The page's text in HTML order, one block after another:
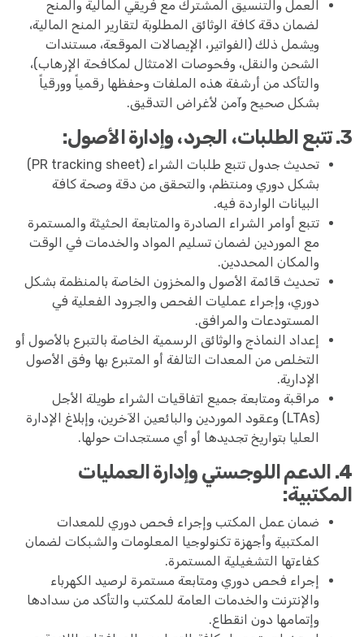
العمل والتنسيق المشترك مع فريقي المالية والمنح
لضمان دقة كافة الوثائق المطلوبة لتقارير المنح المالية،
ويشمل ذلك (الفواتير، الإيصالات الموقعة، مستندات
الشحن والنقل، وفحوصات الامتثال لمكافحة الإرهاب)،
والتأكد من أرشفة هذه الملفات وحفظها رقمياً وورقياً
بشكل صحيح وآمن لأغراض التدقيق.
3. تتبع الطلبات، الجرد، وإدارة الأصول:
تحديث جدول تتبع طلبات الشراء (PR tracking sheet)
بشكل دوري ومنتظم، والتحقق من دقة وصحة كافة
البيانات الواردة فيه.
تتبع أوامر الشراء الصادرة والمتابعة الحثيثة والمستمرة
مع الموردين لضمان تسليم المواد والخدمات في الوقت
والمكان المحددين.
تحديث قائمة الأصول والمخزون الخاصة بالمنظمة بشكل
دوري، وإجراء عمليات الفحص والجرود الفعلية في
المستودعات والمرافق.
إعداد النماذج والوثائق الرسمية الخاصة بالتبرع بالأصول أو
التخلص من المعدات التالفة أو المتبرع بها وفق الأصول
الإدارية.
مراقبة ومتابعة جميع اتفاقيات الشراء طويلة الأجل
(LTAs) وعقود الموردين والبائعين الآخرين، وإبلاغ الإدارة
العليا بتواريخ تجديدها أو أي مستجدات حولها.
4. الدعم اللوجستي وإدارة العمليات
المكتبية:
ضمان عمل المكتب وإجراء فحص دوري للمعدات
المكتبية وأجهزة تكنولوجيا المعلومات والشبكات لضمان
كفاءتها التشغيلية المستمرة.
إجراء فحص دوري ومتابعة مستمرة لرصيد الكهرباء
والإنترنت والخدمات العامة للمكتب والتأكد من سدادها
وإتمامها دون انقطاع.